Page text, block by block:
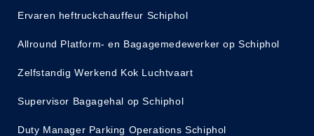
Ervaren heftruckchauffeur Schiphol
Allround Platform- en Bagagemedewerker op Schiphol
Zelfstandig Werkend Kok Luchtvaart
Supervisor Bagagehal op Schiphol
Duty Manager Parking Operations Schiphol